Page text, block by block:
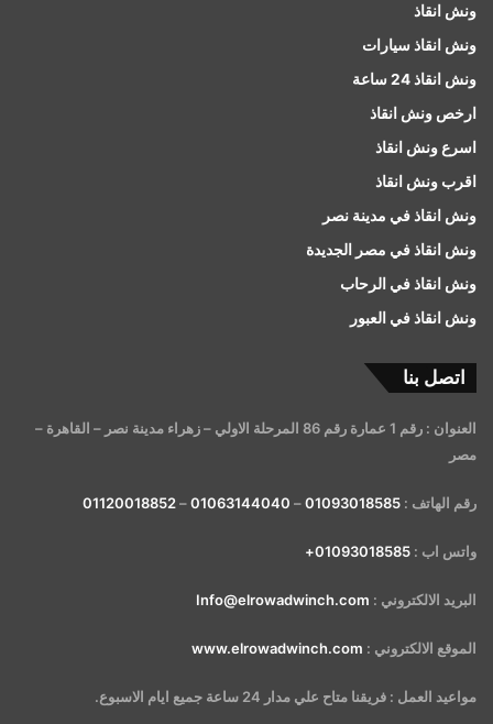
ونش انقاذ
ونش انقاذ سيارات
ونش انقاذ 24 ساعة
ارخص ونش انقاذ
اسرع ونش انقاذ
اقرب ونش انقاذ
ونش انقاذ في مدينة نصر
ونش انقاذ في مصر الجديدة
ونش انقاذ في الرحاب
ونش انقاذ في العبور
اتصل بنا
العنوان : رقم 1 عمارة رقم 86 المرحلة الاولي – زهراء مدينة نصر – القاهرة –
مصر
رقم الهاتف : 01093018585
–
01063144040
–
01120018852
واتس اب : 01093018585+
البريد الالكتروني : Info@elrowadwinch.com
الموقع الالكتروني : www.elrowadwinch.com
مواعيد العمل : فريقنا متاح علي مدار 24 ساعة جميع ايام الاسبوع.